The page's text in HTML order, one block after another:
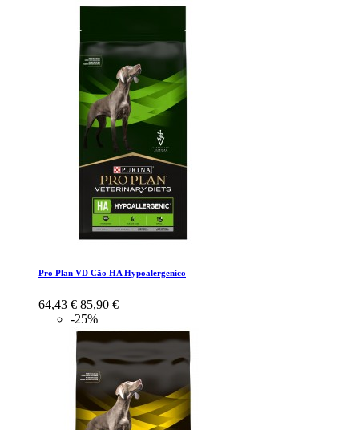
Pro Plan VD Cão HA Hypoalergenico
64,43 € 85,90 €
-25%